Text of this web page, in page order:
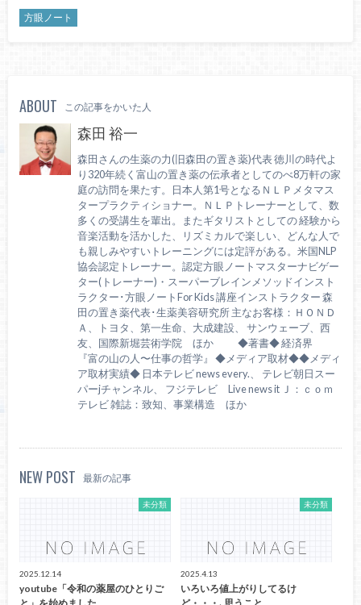
方眼ノート
ABOUT この記事をかいた人
森田 裕一
森田さんの生薬の力(旧森田の置き薬)代表 徳川の時代よ
り320年続く富山の置き薬の伝承者としてのべ8万軒の家
庭の訪問を果たす。日本人第1号となるＮＬＰメタマス
タープラクティショナー。ＮＬＰトレーナーとして、数
多くの受講生を輩出。またギタリストとしての 経験から
音楽活動を活かした、リズミカルで楽しい、どんな人で
も親しみやすいトレーニングには定評がある。米国NLP
協会認定トレーナー。認定方眼ノートマスターナビゲー
ター(トレーナー)・スーパーブレインメソッドインスト
ラクター･方眼ノートFor Kids 講座インストラクター 森
田の置き薬代表･生薬美容研究所 主なお客様：ＨＯＮＤ
Ａ、トヨタ、第一生命、大成建設、 サンウェーブ、西
友、国際新堀芸術学院 ほか ◆著書◆ 経済界
『富の山の人〜仕事の哲学』 ◆メディア取材◆◆メディ
ア取材実績◆ 日本テレビ news every.、 テレビ朝日スー
パーjチャンネル、 フジテレビ Live news it Ｊ：ｃｏｍ
テレビ 雑誌：致知、事業構造 ほか
NEW POST 最新の記事
未分類
2025.12.14
youtube「令和の薬屋のひとりご
未分類
2025.4.13
いろいろ値上がりしてるけ